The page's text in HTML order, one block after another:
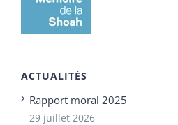
ACTUALITÉS
Rapport moral 2025
29 juillet 2026